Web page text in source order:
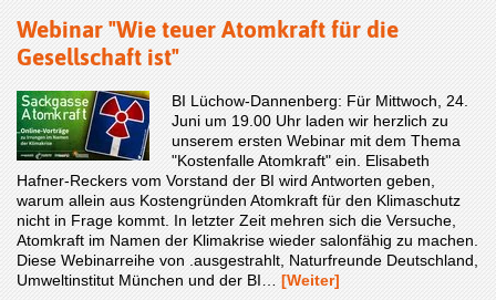
Webinar "Wie teuer Atomkraft für die
Gesellschaft ist"
BI Lüchow-Dannenberg: Für Mittwoch, 24.
Juni um 19.00 Uhr laden wir herzlich zu
unserem ersten Webinar mit dem Thema
"Kostenfalle Atomkraft" ein. Elisabeth
Hafner-Reckers vom Vorstand der BI wird Antworten geben,
warum allein aus Kostengründen Atomkraft für den Klimaschutz
nicht in Frage kommt. In letzter Zeit mehren sich die Versuche,
Atomkraft im Namen der Klimakrise wieder salonfähig zu machen.
Diese Webinarreihe von .ausgestrahlt, Naturfreunde Deutschland,
Umweltinstitut München und der BI… [Weiter]